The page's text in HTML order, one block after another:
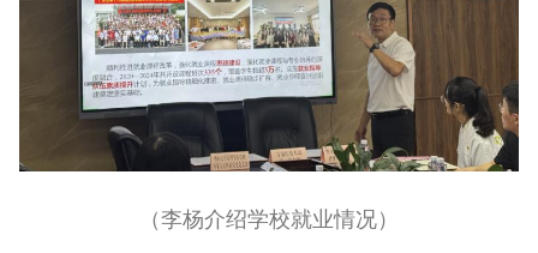
（李杨介绍学校就业情况）